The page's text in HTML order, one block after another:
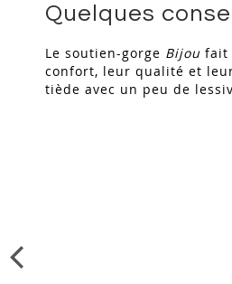
Quelques
Le soutien-gorge Bijou fait
confort, leur qualité et
tiède avec un peu de